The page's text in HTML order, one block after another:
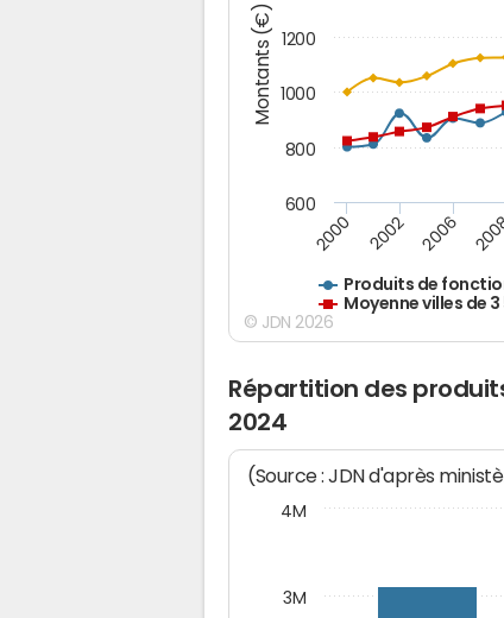
Montants (€)
Produits de
Moyenne villes de
2000 2002 2006
600
800
1000
1200
© JDN 2026
Répartition des
2024
(Source : JDN d'après
3M
4M